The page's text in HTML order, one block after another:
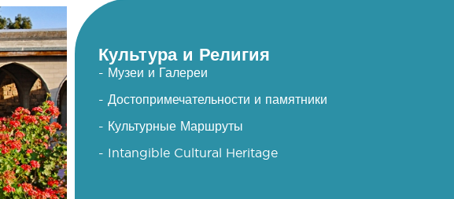
Культура и Религия
- Музеи и Галереи
- Достопримечательности и памятники
- Культурные Маршруты
- Intangible Cultural Heritage